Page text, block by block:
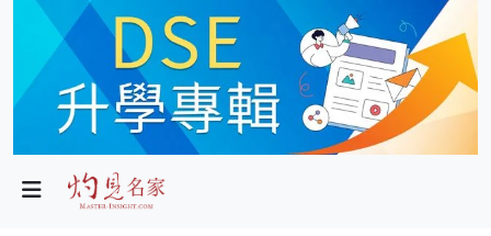
政局